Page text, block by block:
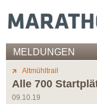
MELDUNGEN
Altmühltrail
Alle 700
09.10.19